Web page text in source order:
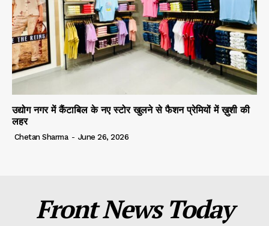
उद्योग नगर में कैंटाबिल के नए स्टोर खुलने से फैशन प्रेमियों में ख़ुशी की
लहर
Chetan Sharma - June 26, 2026
Front News Today